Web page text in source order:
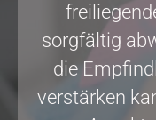
sorgfältig
die
verstärken